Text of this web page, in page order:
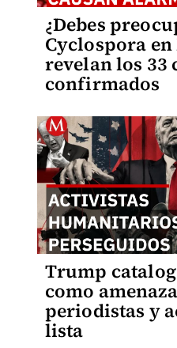
¿Debes
Cyclospora en
revelan los 33
confirmados
Trump
como
periodistas y
lista